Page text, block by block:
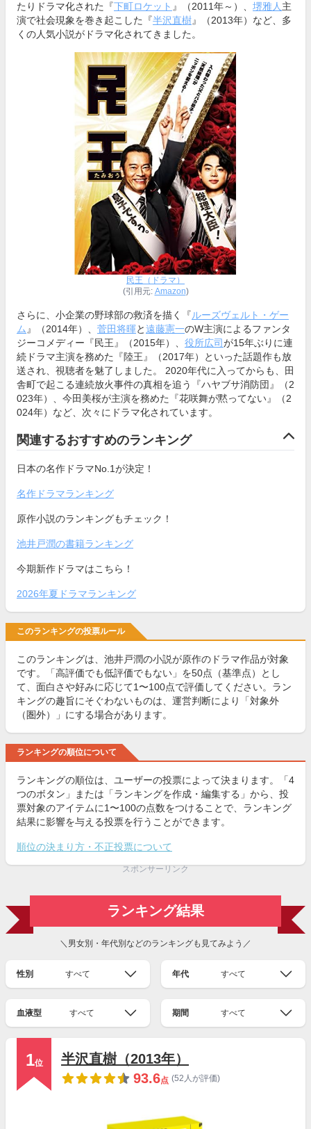
たりドラマ化された『下町ロケット 』（2011年～）、 堺雅人 主
演で社会現象を巻き起こした『半沢直樹』（2013年）など、多
くの人気小説がドラマ化されてきました。
民王（ドラマ）
(引用元: Amazon)
さらに、小企業の野球部の救済を描く『ルーズヴェルト・ゲー
ム 』（2014年）、 菅田将暉と遠藤憲一のW主演によるファンタ
ジーコメディー『民王』（2015年）、 役所広司が15年ぶりに連
続ドラマ主演を務めた『陸王』（2017年）といった話題作も放
送され、視聴者を魅了しました。 2020年代に入ってからも、田
舎町で起こる連続放火事件の真相を追う『ハヤブサ消防団』（2
023年）、今田美桜が主演を務めた『花咲舞が黙ってない』（2
024年）など、次々にドラマ化されています。
関連するおすすめのランキング
日本の名作ドラマNo.1が決定！
名作ドラマランキング
原作小説のランキングもチェック！
池井戸潤の書籍ランキング
今期新作ドラマはこちら！
2026年夏ドラマランキング
このランキングの投票ルール
このランキングは、池井戸潤の小説が原作のドラマ作品が対象
です。「高評価でも低評価でもない」を50点（基準点）とし
て、面白さや好みに応じて1〜100点で評価してください。ラン
キングの趣旨にそぐわないものは、運営判断により「対象外
（圏外）」にする場合があります。
ランキングの順位について
ランキングの順位は、ユーザーの投票によって決まります。「4
つのボタン」または「ランキングを作成・編集する」から、投
票対象のアイテムに1〜100の点数をつけることで、ランキング
結果に影響を与える投票を行うことができます。
順位の決まり方・不正投票について
スポンサーリンク
ランキング結果
＼男女別・年代別などのランキングも見てみよう／
性別 すべて 年代 すべて
血液型 すべて 期間 すべて
1位
半沢直樹（2013年）
93.6点 (52人が評価)